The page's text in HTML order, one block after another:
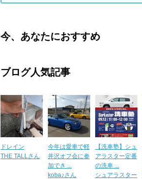
今、あなたにおすすめ
ブログ人気記事
ドレイン
THE TALLさん
今年は愛車で軽
井沢オフ会に参
加でき ...
koba♪さん
【洗車塾】シュ
アラスター定番
の洗車 ...
シュアラスター